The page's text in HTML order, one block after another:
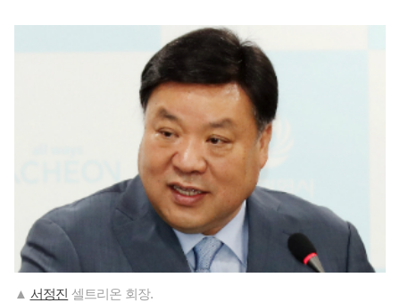
▲ 서정진 셀트리온 회장.